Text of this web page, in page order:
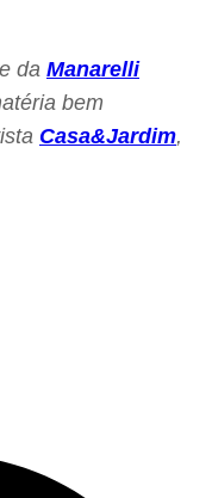
da Manarelli
bem
Casa&Jardim,